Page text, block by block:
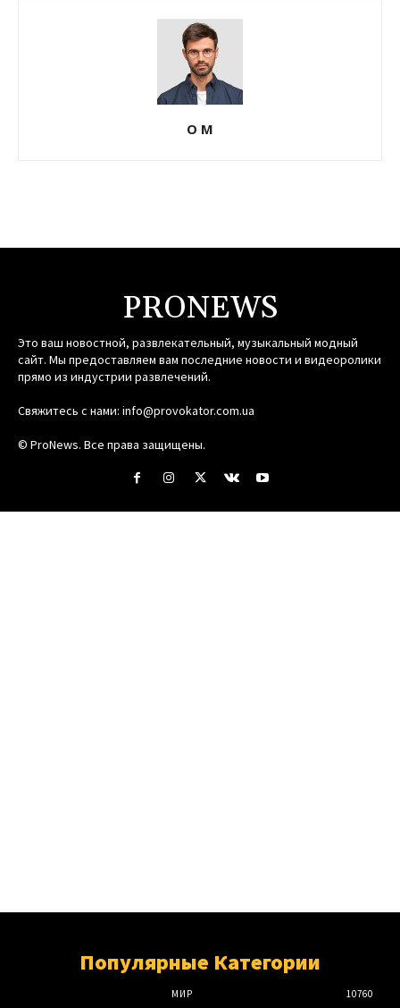
О М
PRONEWS
Это ваш новостной, развлекательный, музыкальный модный
сайт. Мы предоставляем вам последние новости и видеоролики
прямо из индустрии развлечений.
Свяжитесь с нами: info@provokator.com.ua
© ProNews. Все права защищены.
Популярные Категории
МИР 10760